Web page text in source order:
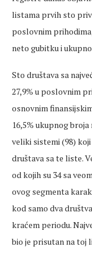
listama prvih sto
poslovnim
neto gubitku i
Sto društava sa
27,9% u poslovnim
osnovnim
16,5% ukupnog
veliki sistemi (98)
društava sa te liste.
od kojih su 34 sa
ovog segmenta
kod samo dva
kraćem periodu.
bio je prisutan na toj